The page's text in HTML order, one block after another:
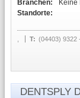
Branchen:
Keine
Standorte:
T: (04403) 9322
DENTSPLY